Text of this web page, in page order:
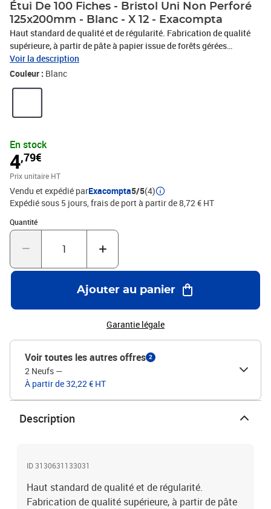
Étui De 100 Fiches - Bristol Uni Non Perforé
125x200mm - Blanc - X 12 - Exacompta
Haut standard de qualité et de régularité. Fabrication de qualité
supérieure, à partir de pâte à papier issue de forêts gérées
durablement et blanchie en PH neutre. Rigides et pratiques, les
fiches bristol permettent un usage multiple et un confort d'écriture,
couleurs assorties...) peut être facilement identifié grâce à la
Voir la description
Couleur : Blanc
En stock
4,79€
Prix unitaire HT
Vendu et expédié parExacompta5/5(4)
Expédié sous 5 jours, frais de port à partir de 8,72 € HT
Quantité
Quantité : 1
Ajouter au panier
Garantie légale
Voir toutes les autres offres 2
2 Neufs —
À partir de 32,22 € HT
Description
ID 3130631133031
Haut standard de qualité et de régularité.
Fabrication de qualité supérieure, à partir de pâte